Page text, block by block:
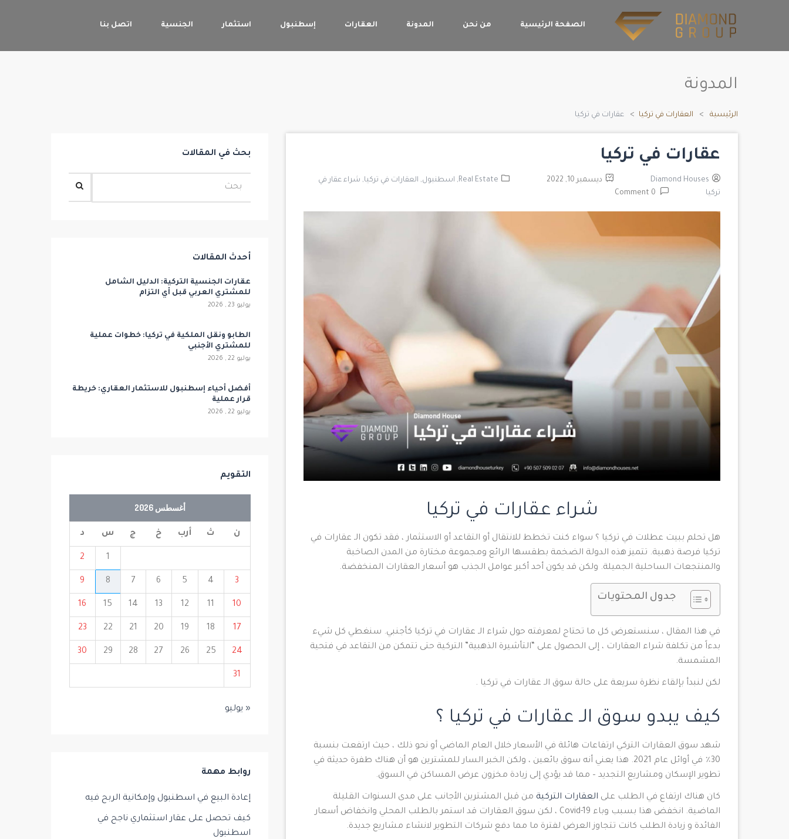
الصفحة الرئيسية من نحن المدونة العقارات إسطنبول استثمار الجنسية اتصل بنا
المدونة
الرئيسية العقارات في تركيا عقارات في تركيا
عقارات في تركيا
Diamond Houses ديسمبر 10, 2022 Real Estate, اسطنبول, العقارات في تركيا, شراء عقار في
تركيا
شراء عقارات في تركيا
هل تحلم ببيت عطلات في تركيا ؟ سواء كنت تخطط للانتقال أو التقاعد أو الاستثمار ، فقد تكون الـ عقارات في
تركيا فرصة ذهبية. تتميز هذه الدولة الضخمة بطقسها الرائع ومجموعة مختارة من المدن الصاخبة
والمنتجعات الساحلية الجميلة. ولكن قد يكون أحد أكبر عوامل الجذب هو أسعار العقارات المنخفضة.
جدول المحتويات
في هذا المقال ، سنستعرض كل ما تحتاج لمعرفته حول شراء الـ عقارات في تركيا كأجنبي. سنغطي كل شيء
بدءاً من تكلفة شراء العقارات ، إلى الحصول على “التأشيرة الذهبية” التركية حتى تتمكن من التقاعد في فتحية
المشمسة.
لكن لنبدأ بإلقاء نظرة سريعة على حالة سوق الـ عقارات في تركيا .
كيف يبدو سوق الـ عقارات في تركيا ؟
شهد سوق العقارات التركي ارتفاعات هائلة في الأسعار خلال العام الماضي أو نحو ذلك ، حيث ارتفعت بنسبة
30٪ في أوائل عام 2021. هذا يعني أنه سوق بائعين ، ولكن الخبر السار للمشترين هو أن هناك طفرة حديثة في
تطوير الإسكان ومشاريع التجديد – مما قد يؤدي إلى زيادة مخزون عرض المساكن في السوق.
كان هناك ارتفاع في الطلب على العقارات التركية من قبل المشترين الأجانب على مدى السنوات القليلة
الماضية. انخفض هذا بسبب وباء Covid-19 ، لكن سوق العقارات قد استمر بالطلب المحلي وانخفاض أسعار
الفائدة و زيادة الطلب كانت تتجاوز العرض لفترة ما مما دفع شركات التطوير لانشاء مشاريع جديدة.
بحث في المقالات
أحدث المقالات
عقارات الجنسية التركية: الدليل الشامل
للمشتري العربي قبل أي التزام
يوليو 23 , 2026
الطابو ونقل الملكية في تركيا: خطوات عملية
للمشتري الأجنبي
يوليو 22 , 2026
أفضل أحياء إسطنبول للاستثمار العقاري: خريطة
قرار عملية
يوليو 22 , 2026
التقويم
أغسطس 2026
ن ث أرب خ ج س د
1
2
3
4
5
6
7
8
9
10
11
12
13
14
15
16
17
18
19
20
21
22
23
24
25
26
27
28
29
30
31
« يوليو
روابط مهمة
إعادة البيع في اسطنبول وإمكانية الربح فيه
كيف تحصل على عقار استثماري ناجح في
اسطنبول